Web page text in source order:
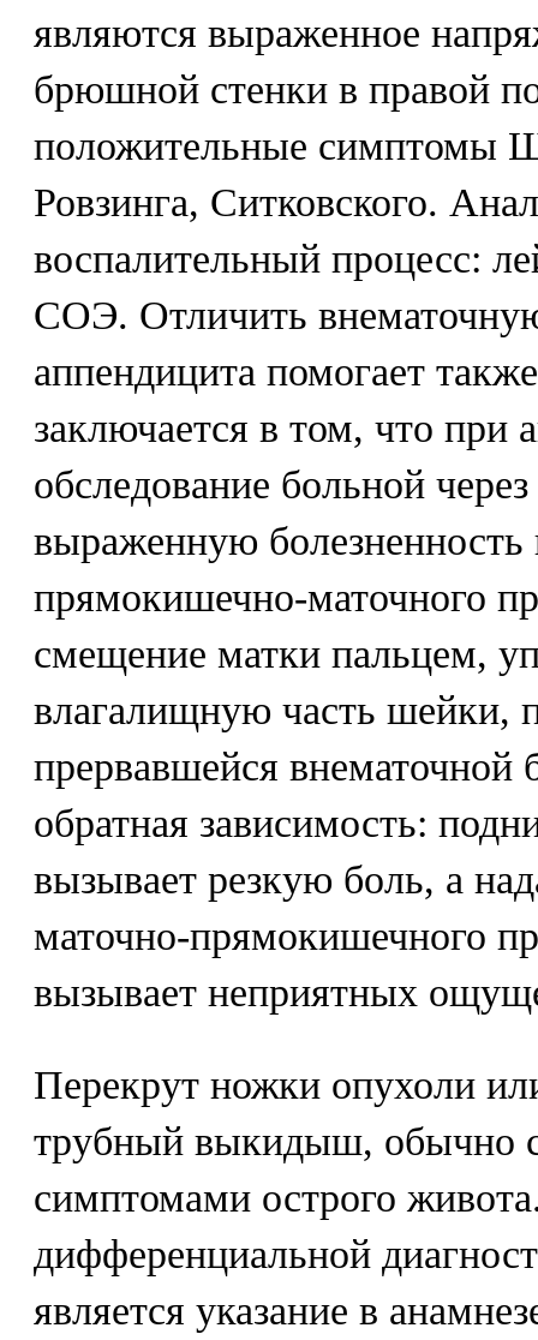
являются выраженное
брюшной стенки в правой
положительные симптомы
Ровзинга, Ситковского.
воспалительный процесс:
СОЭ. Отличить
аппендицита помогает
заключается в том, что при
обследование больной
выраженную болезненность
прямокишечно-маточного
смещение матки пальцем,
влагалищную часть шейки,
прервавшейся внематочной
обратная зависимость:
вызывает резкую боль, а
маточно-прямокишечного
вызывает неприятных
Перекрут ножки опухоли
трубный выкидыш, обычно
симптомами острого
дифференциальной
является указание в